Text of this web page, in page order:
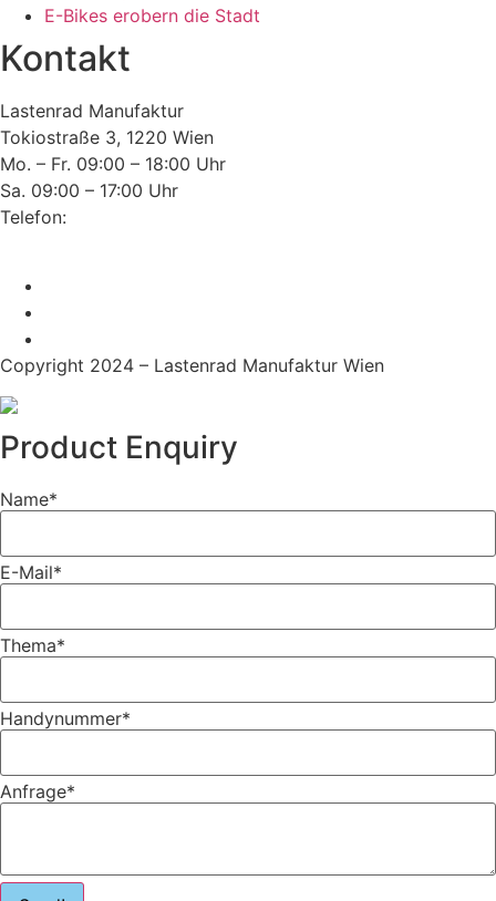
E-Bikes erobern die Stadt
Kontakt
Lastenrad Manufaktur
Tokiostraße 3, 1220 Wien
Mo. – Fr. 09:00 – 18:00 Uhr
Sa. 09:00 – 17:00 Uhr
Telefon:
Copyright 2024 – Lastenrad Manufaktur Wien
Product Enquiry
Name*
E-Mail*
Thema*
Handynummer*
Anfrage*